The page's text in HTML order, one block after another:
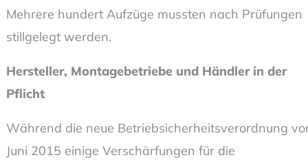
Mehrere hundert Aufzüge mussten nach Prüfungen
stillgelegt werden.
Hersteller, Montagebetriebe und Händler in der
Pflicht
Während die neue Betriebsicherheitsverordnung
Juni 2015 einige Verschärfungen für die